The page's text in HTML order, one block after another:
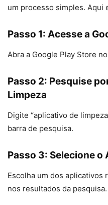
um processo simples. Aqui
Passo 1: Acesse a
Abra a Google Play Store
Passo 2: Pesquise
Limpeza
Digite “aplicativo de
barra de pesquisa.
Passo 3: Selecione o
Escolha um dos aplicativos
nos resultados da pesquisa.